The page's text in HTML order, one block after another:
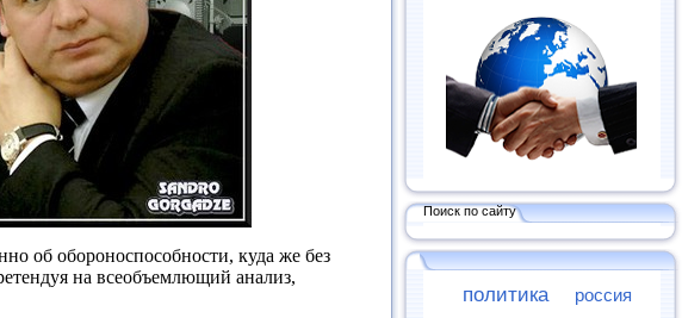
об обороноспособности, куда же без
на всеобъемлющий анализ,
Поиск по сайту
политика россия